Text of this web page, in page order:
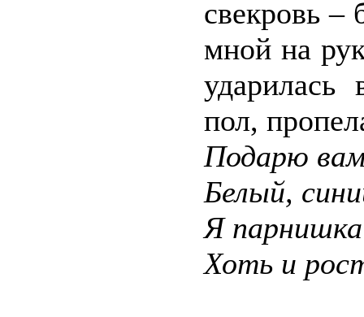
свекровь –
мной на
ударилась
пол,
Подарю
Белый,
Я
Хоть и